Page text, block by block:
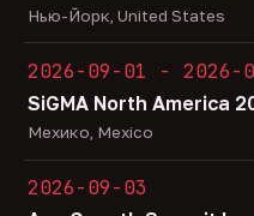
Нью-Йорк, United States
2026-09-01 - 2026-
SiGMA North America
Мехико, Mexico
2026-09-03